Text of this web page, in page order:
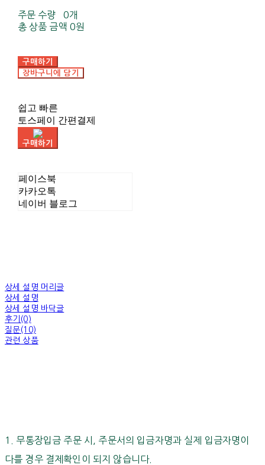
주문 수량
0개
총 상품 금액 0원
구매하기
장바구니에 담기
쉽고 빠른
토스페이 간편결제
구매하기
페이스북
카카오톡
네이버 블로그
상세 설명 머리글
상세 설명
상세 설명 바닥글
후기(0)
질문(10)
관련 상품
1. 무통장입금 주문 시, 주문서의 입금자명과 실제 입금자명이
다를 경우 결제확인이 되지 않습니다.